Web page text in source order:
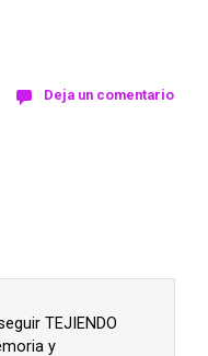
Deja un comentario
TEJIENDO
y